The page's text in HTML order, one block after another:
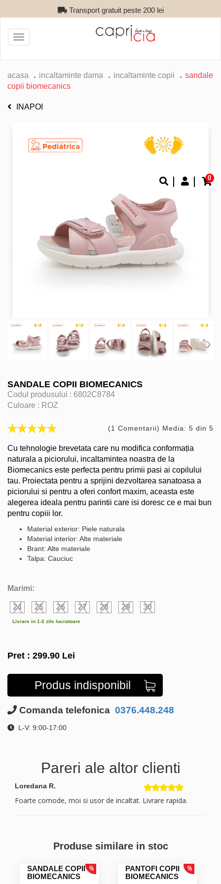
Transport gratuit peste 200 lei
0
Toggle
navigation
acasa incaltaminte dama incaltaminte copii
sandale
copii biomecanics
INAPOI
SANDALE COPII BIOMECANICS
Codul produsului : 6802C8784
Culoare : ROZ
(1 Comentarii) Media: 5 din 5
Cu tehnologie brevetata care nu modifica conformația
naturala a piciorului, incaltamintea noastra de la
Biomecanics este perfecta pentru primii pasi ai copilului
tau. Proiectata pentru a sprijini dezvoltarea sanatoasa a
piciorului si pentru a oferi confort maxim, aceasta este
alegerea ideala pentru parintii care isi doresc ce e mai bun
pentru copiii lor.
Material exterior: Piele naturala
Material interior: Alte materiale
Brant: Alte materiale
Talpa: Cauciuc
Marimi:
24 25 26 27 28 29 30
Livrare in 1-2 zile lucratoare
Pret : 299.90 Lei
Produs indisponibil
Comanda telefonica 0376.448.248
L-V: 9:00-17:00
Pareri ale altor clienti
Loredana R.
Foarte comode, moi si usor de incaltat. Livrare rapida.
Produse similare in stoc
SANDALE COPII
BIOMECANICS
PANTOFI COPII
BIOMECANICS